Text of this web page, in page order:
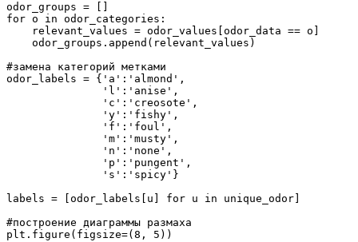
odor_groups = []
for o in odor_categories:
    relevant_values = odor_values[odor_data == o]
    odor_groups.append(relevant_values)
#замена категорий метками
odor_labels = {'a':'almond',
               'l':'anise',
               'c':'creosote',
               'y':'fishy',
               'f':'foul',
               'm':'musty',
               'n':'none',
               'p':'pungent',
               's':'spicy'}
labels = [odor_labels[u] for u in unique_odor]
#построение диаграммы размаха
plt.figure(figsize=(8, 5))